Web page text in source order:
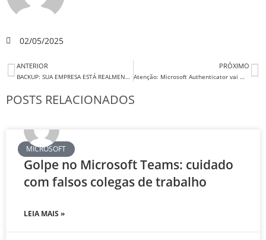
02/05/2025
ANTERIOR
BACKUP: SUA EMPRESA ESTÁ REALMENTE PROTEGIDA
PRÓXIMO
Atenção: Microsoft Authenticator vai mudar — saiba como isso afeta sua empresa
POSTS RELACIONADOS
MICROSOFT
Golpe no Microsoft Teams: cuidado
com falsos colegas de trabalho
LEIA MAIS »